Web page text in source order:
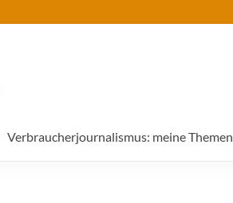
Verbraucherjournalismus: meine Themen